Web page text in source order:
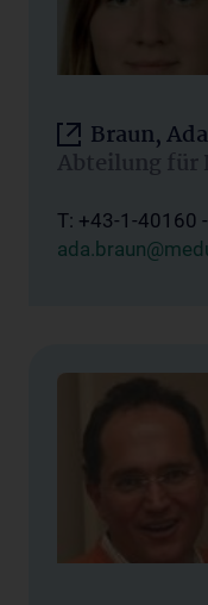
Braun,
Abteilung für
T: +43-1-40160